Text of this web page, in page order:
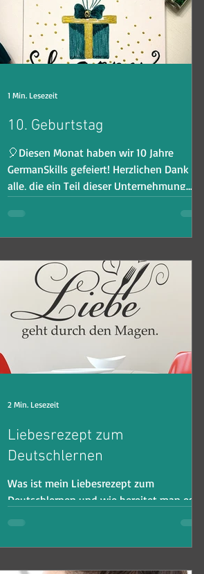
Ressourcen Kaffeepause
10. Geburtstag
🎈Diesen Monat haben wir 10 Jahre
GermanSkills gefeiert! Herzlichen Dank an
alle, die ein Teil dieser Unternehmung
1 Min. Lesezeit
Liebesrezept zum
Deutschlernen
Was ist mein Liebesrezept zum
Deutschlernen und wie bereitet man es
richtig zu, so dass du wieder auf den
2 Min. Lesezeit